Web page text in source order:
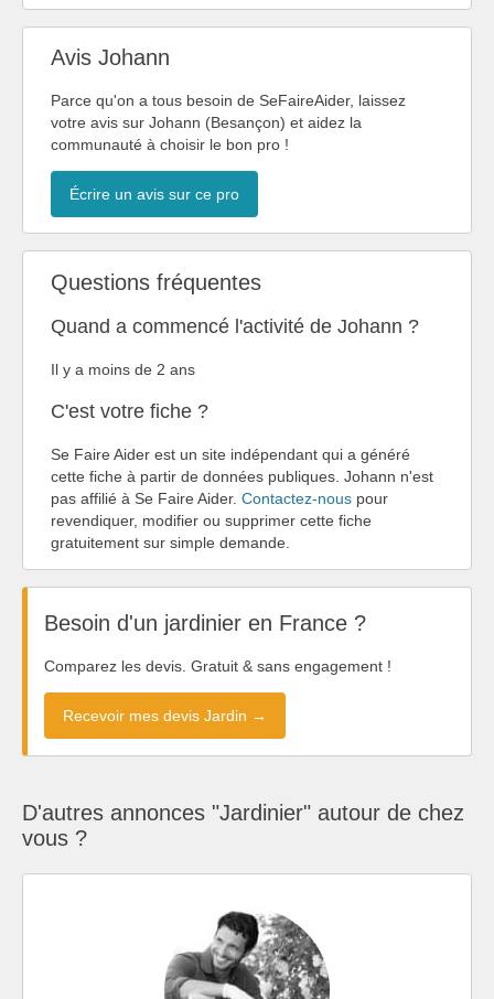
Avis Johann
Parce qu'on a tous besoin de SeFaireAider, laissez
votre avis sur Johann (Besançon) et aidez la
communauté à choisir le bon pro !
Écrire un avis sur ce pro
Questions fréquentes
Quand a commencé l'activité de Johann ?
Il y a moins de 2 ans
C'est votre fiche ?
Se Faire Aider est un site indépendant qui a généré
cette fiche à partir de données publiques. Johann n'est
pas affilié à Se Faire Aider. Contactez-nous pour
revendiquer, modifier ou supprimer cette fiche
gratuitement sur simple demande.
Besoin d'un jardinier en France ?
Comparez les devis. Gratuit & sans engagement !
Recevoir mes devis Jardin →
D'autres annonces "Jardinier" autour de chez
vous ?